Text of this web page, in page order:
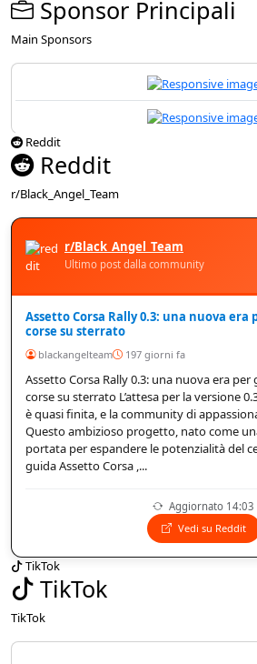
Sponsor Principali
Main Sponsors
Reddit
Reddit
r/Black_Angel_Team
r/Black_Angel_Team
Ultimo post dalla community
Assetto Corsa Rally 0.3: una nuova era
corse su sterrato
blackangelteam 197 giorni fa
Assetto Corsa Rally 0.3: una nuova era
corse su sterrato L’attesa per la versione
è quasi finita, e la community di
Questo ambizioso progetto, nato come
portata per espandere le potenzialità del
guida Assetto Corsa ,...
Aggiornato 14:03
Vedi su Reddit
TikTok
TikTok
TikTok